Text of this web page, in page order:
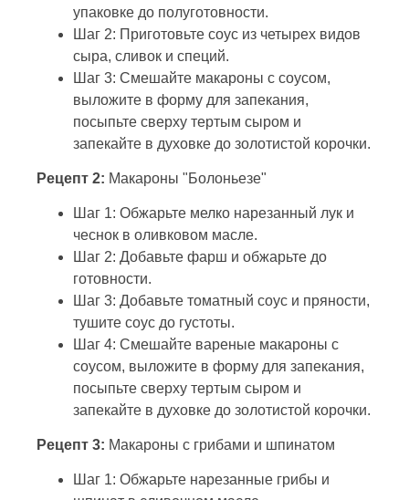
упаковке до полуготовности.
Шаг 2: Приготовьте соус из четырех видов
сыра, сливок и специй.
Шаг 3: Смешайте макароны с соусом,
выложите в форму для запекания,
посыпьте сверху тертым сыром и
запекайте в духовке до золотистой корочки.
Рецепт 2: Макароны "Болоньезе"
Шаг 1: Обжарьте мелко нарезанный лук и
чеснок в оливковом масле.
Шаг 2: Добавьте фарш и обжарьте до
готовности.
Шаг 3: Добавьте томатный соус и пряности,
тушите соус до густоты.
Шаг 4: Смешайте вареные макароны с
соусом, выложите в форму для запекания,
посыпьте сверху тертым сыром и
запекайте в духовке до золотистой корочки.
Рецепт 3: Макароны с грибами и шпинатом
Шаг 1: Обжарьте нарезанные грибы и